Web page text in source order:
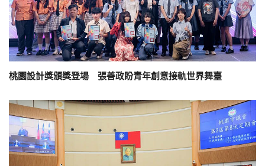
桃園設計獎頒獎登場 張善政盼青年創意接軌世界舞臺